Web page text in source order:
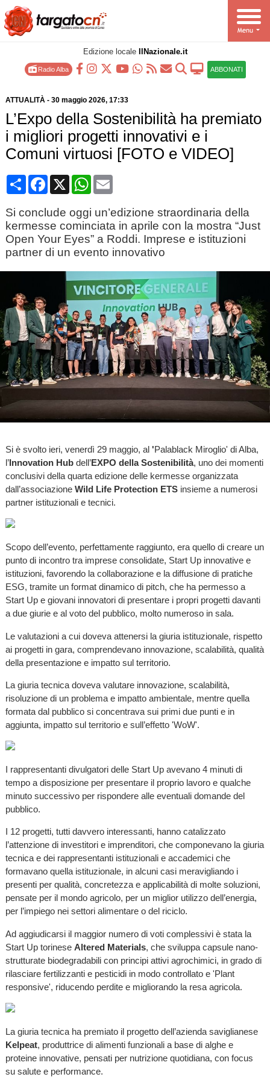
Edizione locale IlNazionale.it
Radio Alba ABBONATI
ATTUALITÀ- 30 maggio 2026, 17:33
L’Expo della Sostenibilità ha premiato
i migliori progetti innovativi e i
Comuni virtuosi [FOTO e VIDEO]
CondividiFacebook
X WhatsApp
Email
Si conclude oggi un’edizione straordinaria della
kermesse cominciata in aprile con la mostra “Just
Open Your Eyes” a Roddi. Imprese e istituzioni
partner di un evento innovativo
Si è svolto ieri, venerdì 29 maggio, al'Palablack Miroglio' di Alba,
l’Innovation Hub dell’EXPO della Sostenibilità, uno dei momenti
conclusivi della quarta edizione delle kermesse organizzata
dall’associazione Wild Life Protection ETSinsieme a numerosi
partner istituzionali e tecnici.
Scopo dell’evento, perfettamente raggiunto, era quello di creare un
punto di incontro tra imprese consolidate, Start Up innovative e
istituzioni, favorendo la collaborazione e la diffusione di pratiche
ESG, tramite un format dinamico di pitch, che ha permesso a
Start Up e giovani innovatori di presentare i propri progetti davanti
a due giurie e al voto del pubblico, molto numeroso in sala.
Le valutazioni a cui doveva attenersi la giuria istituzionale, rispetto
ai progetti in gara, comprendevano innovazione, scalabilità, qualità
della presentazione e impatto sul territorio.
La giuria tecnica doveva valutare innovazione, scalabilità,
risoluzione di un problema e impatto ambientale, mentre quella
formata dal pubblico si concentrava sui primi due punti e in
aggiunta, impatto sul territorio e sull’effetto 'WoW'.
I rappresentanti divulgatori delle Start Up avevano 4 minuti di
tempo a disposizione per presentare il proprio lavoro e qualche
minuto successivo per rispondere alle eventuali domande del
pubblico.
I 12 progetti, tutti davvero interessanti, hanno catalizzato
l’attenzione di investitori e imprenditori, che componevano la giuria
tecnica e dei rappresentanti istituzionali e accademici che
formavano quella istituzionale, in alcuni casi meravigliando i
presenti per qualità, concretezza e applicabilità di molte soluzioni,
pensate per il mondo agricolo, per un miglior utilizzo dell’energia,
per l’impiego nei settori alimentare o del riciclo.
Ad aggiudicarsi il maggior numero di voti complessivi è stata la
Start Up torinese Altered Materials, che sviluppa capsule nano-
strutturate biodegradabili con principi attivi agrochimici, in grado di
rilasciare fertilizzanti e pesticidi in modo controllato e 'Plant
responsive', riducendo perdite e migliorando la resa agricola.
La giuria tecnica ha premiato il progetto dell’azienda saviglianese
Kelpeat, produttrice di alimenti funzionali a base di alghe e
proteine innovative, pensati per nutrizione quotidiana, con focus
su salute e performance.